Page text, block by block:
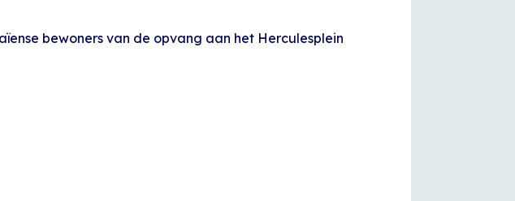
bewoners van de opvang aan het Herculesplein